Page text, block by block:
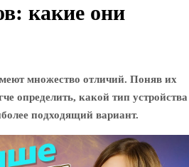
какие они
множество отличий. Поняв их
определить, какой тип устройства
подходящий вариант.